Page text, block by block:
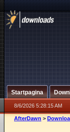
Startpagina
8/6/2026 5:28:15 AM
AfterDawn >